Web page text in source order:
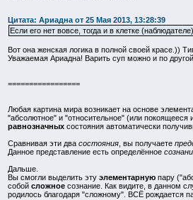
Цитата: Ариадна от 25 Мая 2013, 13:28:39
Если его нет вовсе, тогда и в клетке
Вот она женская логика в полной своей красе.))
Уважаемая Ариадна! Варить суп можно и по
=================
Любая картина мира возникает на основе
"абсолютное" и "относительное" (или
равнозначныхсостояния автоматически
Сравнивая эти два состояния, вы получаете
Данное представление есть определённое
Дальше.
Вы смогли выделить эту элементарнуюпару
собой сложноесознание. Как видите, в данном
родилось благодаря "сложному". ВСЁ рождается